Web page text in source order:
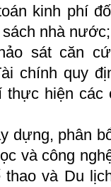
kinh phí
nhà nước;
sát căn
chính quy
thực hiện các
dựng, phân
và công
và Du